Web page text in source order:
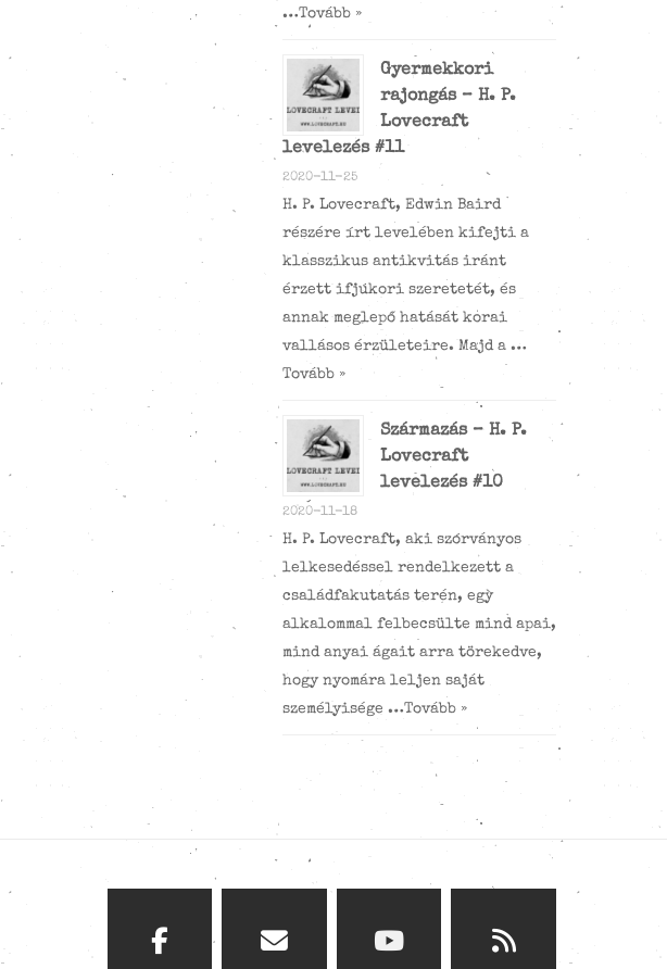
…Tovább »
Gyermekkori
rajongás – H. P.
Lovecraft
levelezés #11
2020-11-25
H. P. Lovecraft, Edwin Baird
részére írt levelében kifejti a
klasszikus antikvitás iránt
érzett ifjúkori szeretetét, és
annak meglepő hatását korai
vallásos érzületeire. Majd a …
Tovább »
Származás – H. P.
Lovecraft
levelezés #10
2020-11-18
H. P. Lovecraft, aki szórványos
lelkesedéssel rendelkezett a
családfakutatás terén, egy
alkalommal felbecsülte mind apai,
mind anyai ágait arra törekedve,
hogy nyomára leljen saját
személyisége …Tovább »